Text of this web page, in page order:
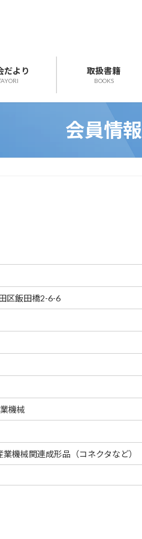
だより 取扱書籍
BOOKS
会員情報
区飯田橋2-6-6
機械
機械関連成形品（コネクタなど）